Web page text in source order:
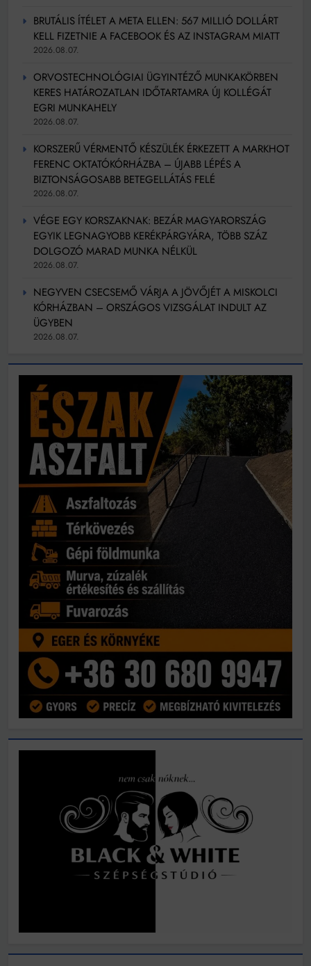
BRUTÁLIS ÍTÉLET A META ELLEN: 567 MILLIÓ DOLLÁRT
KELL FIZETNIE A FACEBOOK ÉS AZ INSTAGRAM MIATT
2026.08.07.
ORVOSTECHNOLÓGIAI ÜGYINTÉZŐ MUNKAKÖRBEN
KERES HATÁROZATLAN IDŐTARTAMRA ÚJ KOLLÉGÁT
EGRI MUNKAHELY
2026.08.07.
KORSZERŰ VÉRMENTŐ KÉSZÜLÉK ÉRKEZETT A MARKHOT
FERENC OKTATÓKÓRHÁZBA – ÚJABB LÉPÉS A
BIZTONSÁGOSABB BETEGELLÁTÁS FELÉ
2026.08.07.
VÉGE EGY KORSZAKNAK: BEZÁR MAGYARORSZÁG
EGYIK LEGNAGYOBB KERÉKPÁRGYÁRA, TÖBB SZÁZ
DOLGOZÓ MARAD MUNKA NÉLKÜL
2026.08.07.
NEGYVEN CSECSEMŐ VÁRJA A JÖVŐJÉT A MISKOLCI
KÓRHÁZBAN – ORSZÁGOS VIZSGÁLAT INDULT AZ
ÜGYBEN
2026.08.07.